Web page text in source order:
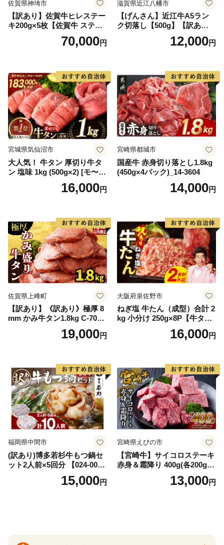
佐賀県神埼市
【訳あり】佐賀牛ヒレステー
キ200g×5枚【佐賀牛 ステー
キ ブランド肉 ヒレ肉 フィレ
肉 ジューシー ヘルシー】(H0
70,000円
滋賀県近江八幡市
【げんさん】近江牛A5ラン
ク切落し【500g】【訳あり】
12,000円
宮城県気仙沼市
大人気！ 牛タン 厚切り牛タ
ン 塩味 1kg (500g×2) [モ〜ラ
ンド 宮城県 気仙沼市 205646
60] 肉 牛肉 精肉 牛たん 牛タ
厚切り タン
16,000円
宮崎県都城市
国産牛 赤身切り落とし1.8kg
(450g×4パック)_14-3604
14,000円
佐賀県上峰町
【訳あり】《訳あり》極厚 8
mm かみ牛タン1.8kg C-709-
19,000円
大阪府泉佐野市
ねぎ塩 牛たん（成型）合計 2
kg 小分け 250g×8P【牛タン
牛肉 焼肉用 薄切り 訳あり サ
16,000円
福岡県中間市
(訳あり)博多若杉牛もつ鍋セ
ット2人前×5回分 【024-002
15,000円
宮崎県えびの市
【宮崎牛】サイコロステーキ
赤身＆霜降り 400g(各200g×
１P 計2P) 真空パック 冷凍
13,000円